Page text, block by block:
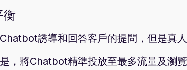
衡
誘導和回答客戶的提問，但是真人
，將Chatbot精準投放至最多流量及瀏